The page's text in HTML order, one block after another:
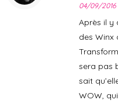
04/09/2016
Après il y
des Winx
sera pas
sait
WOW,